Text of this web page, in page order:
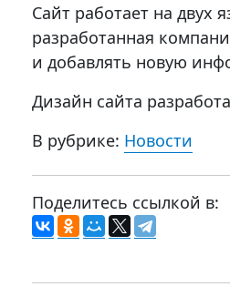
Сайт работает на двух
разработанная
и добавлять новую
Дизайн сайта
В рубрике: Новости
Поделитесь ссылкой в: